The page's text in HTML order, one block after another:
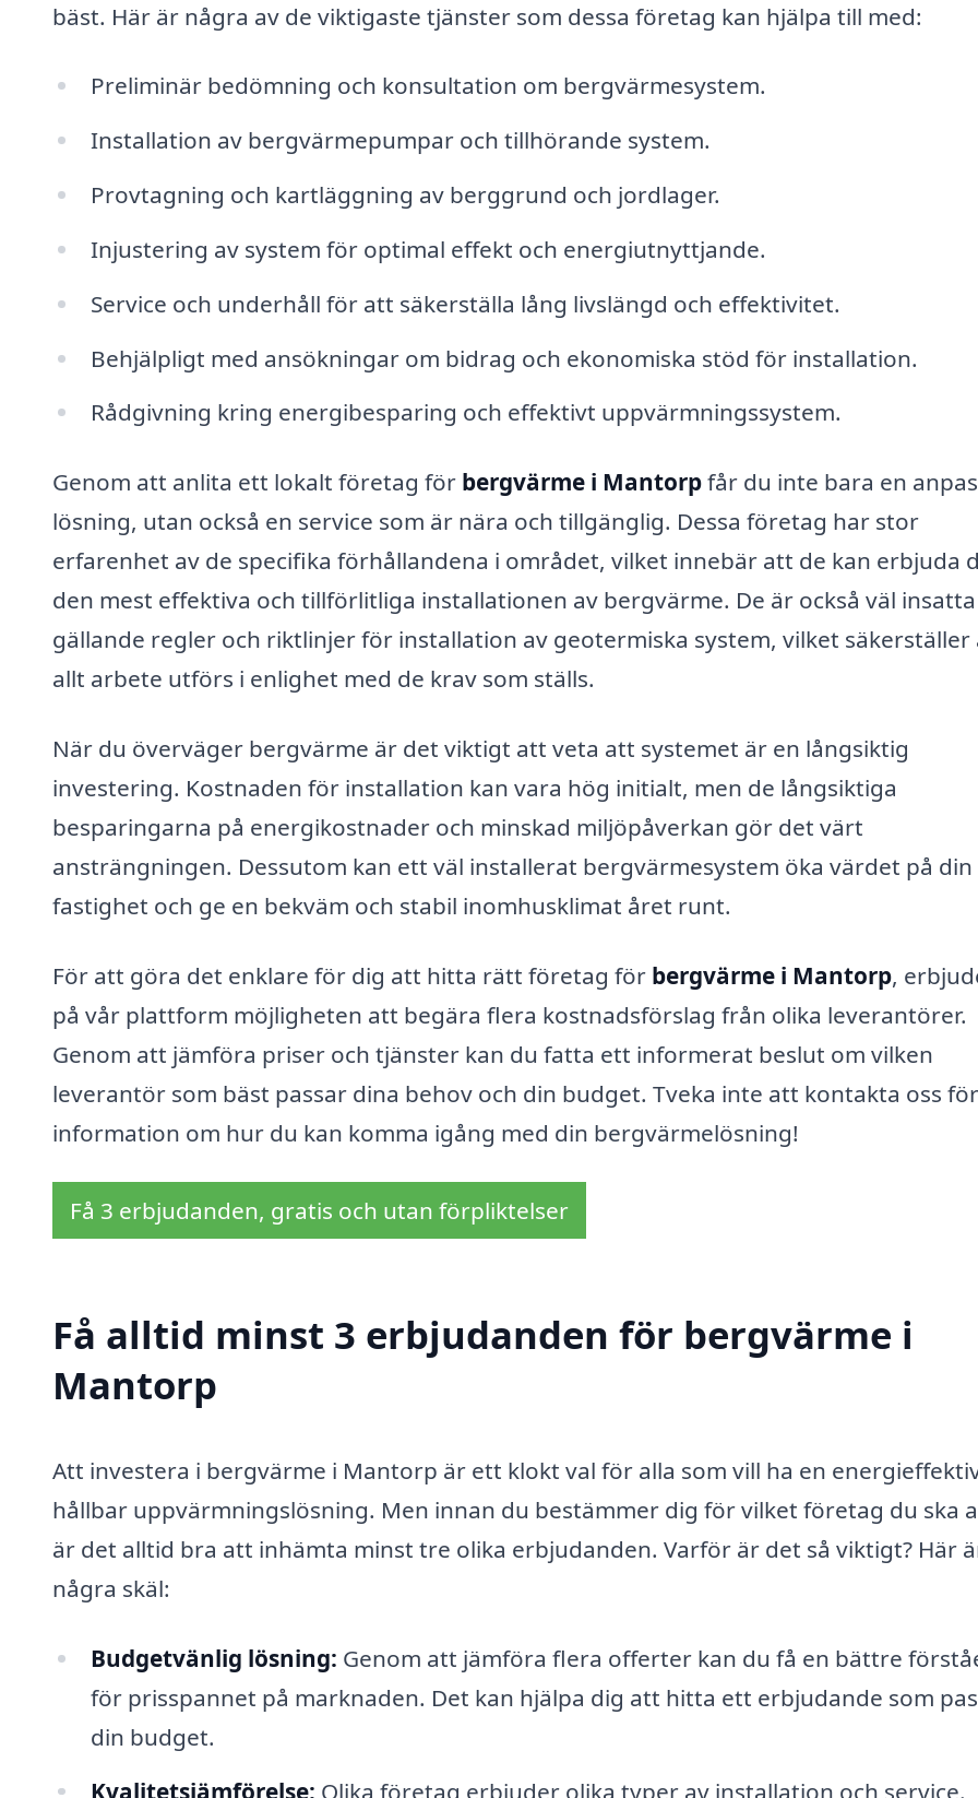
bäst. Här är några av de viktigaste tjänster som dessa företag kan hjälpa till med:
Preliminär bedömning och konsultation om bergvärmesystem.
Installation av bergvärmepumpar och tillhörande system.
Provtagning och kartläggning av berggrund och jordlager.
Injustering av system för optimal effekt och energiutnyttjande.
Service och underhåll för att säkerställa lång livslängd och effektivitet.
Behjälpligt med ansökningar om bidrag och ekonomiska stöd för installation.
Rådgivning kring energibesparing och effektivt uppvärmningssystem.
Genom att anlita ett lokalt företag för bergvärme i Mantorpfår du inte bara en
lösning, utan också en service som är nära och tillgänglig. Dessa företag har stor
erfarenhet av de specifika förhållandena i området, vilket innebär att de kan erbjuda
den mest effektiva och tillförlitliga installationen av bergvärme. De är också väl
gällande regler och riktlinjer för installation av geotermiska system, vilket
allt arbete utförs i enlighet med de krav som ställs.
När du överväger bergvärme är det viktigt att veta att systemet är en långsiktig
investering. Kostnaden för installation kan vara hög initialt, men de långsiktiga
besparingarna på energikostnader och minskad miljöpåverkan gör det värt
ansträngningen. Dessutom kan ett väl installerat bergvärmesystem öka värdet på din
fastighet och ge en bekväm och stabil inomhusklimat året runt.
För att göra det enklare för dig att hitta rätt företag för bergvärme i Mantorp,
på vår plattform möjligheten att begära flera kostnadsförslag från olika leverantörer.
Genom att jämföra priser och tjänster kan du fatta ett informerat beslut om vilken
leverantör som bäst passar dina behov och din budget. Tveka inte att kontakta oss
information om hur du kan komma igång med din bergvärmelösning!
Få 3 erbjudanden, gratis och utan förpliktelser
Få alltid minst 3 erbjudanden för bergvärme i
Mantorp
Att investera i bergvärme i Mantorp är ett klokt val för alla som vill ha en
hållbar uppvärmningslösning. Men innan du bestämmer dig för vilket företag du ska
är det alltid bra att inhämta minst tre olika erbjudanden. Varför är det så viktigt? Här
några skäl:
Budgetvänlig lösning: Genom att jämföra flera offerter kan du få en bättre
för prisspannet på marknaden. Det kan hjälpa dig att hitta ett erbjudande som
din budget.
Kvalitetsjämförelse: Olika företag erbjuder olika typer av installation och service.